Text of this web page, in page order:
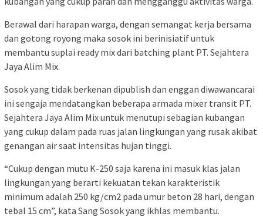
Berawal dari harapan warga, dengan semangat kerja bersama
dan gotong royong maka sosok ini berinisiatif untuk
membantu suplai ready mix dari batching plant PT. Sejahtera
Jaya Alim Mix.
Sosok yang tidak berkenan dipublish dan enggan diwawancarai
ini sengaja mendatangkan beberapa armada mixer transit PT.
Sejahtera Jaya Alim Mix untuk menutupi sebagian kubangan
yang cukup dalam pada ruas jalan lingkungan yang rusak akibat
genangan air saat intensitas hujan tinggi.
“Cukup dengan mutu K-250 saja karena ini masuk klas jalan
lingkungan yang berarti kekuatan tekan karakteristik
minimum adalah 250 kg/cm2 pada umur beton 28 hari, dengan
tebal 15 cm”, kata Sang Sosok yang ikhlas membantu.